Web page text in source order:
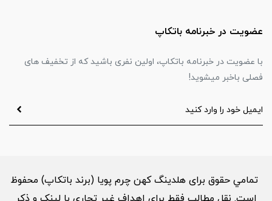
عضویت در خبرنامه باتکاپ
با عضویت در خبرنامه باتکاپ، اولین نفری باشید که از تخفیف های
فصلی باخبر میشوید!
تمامي حقوق برای هلدینگ کهن چرم پویا (برند باتکاپ) محفوظ